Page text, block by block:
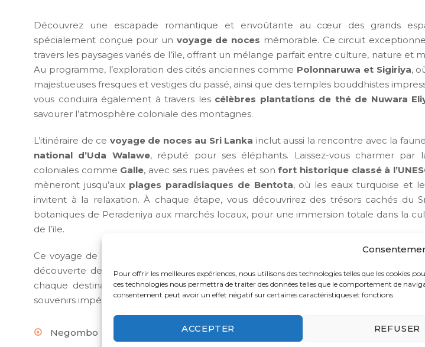
Pour offrir les meilleures expériences, nous utilisons des technologies telles que les cookies
ces technologies nous permettra de traiter des données telles que le comportement de
consentement peut avoir un effet négatif sur certaines caractéristiques et fonctions.
ACCEPTER REFUSER
Découvrez une escapade romantique et envoûtante au cœur des grands
spécialement conçue pour un voyage de noces mémorable. Ce circuit
travers les paysages variés de l’île, offrant un mélange parfait entre culture, nature et
Au programme, l’exploration des cités anciennes comme Polonnaruwa et Sigiriya,
majestueuses fresques et vestiges du passé, ainsi que des temples bouddhistes
vous conduira également à travers les célèbres plantations de thé de Nuwara
savourer l’atmosphère coloniale des montagnes.
L’itinéraire de ce voyage de noces au Sri Lanka inclut aussi la rencontre avec la
national d’Uda Walawe, réputé pour ses éléphants. Laissez-vous charmer par
coloniales comme Galle, avec ses rues pavées et sonfort historique classé à
mèneront jusqu’aux plages paradisiaques de Bentota, où les eaux turquoise et
invitent à la relaxation. À chaque étape, vous découvrirez des trésors cachés du
botaniques de Peradeniya aux marchés locaux, pour une immersion totale dans la
de l’île.
Ce voyage de noces au Sri Lanka est conçu pour ceux qui recherchent une
découverte de sites emblématiques et escapades hors des sentiers battus. De
chaque destination vous offrira des moments magiques à partager avec votre
souvenirs impérissables au fil de paysages enchanteur
Negombo Pinnawela Polonaruwa